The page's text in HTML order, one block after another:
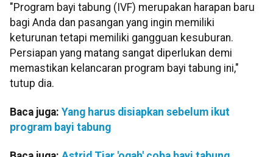
"Program bayi tabung (IVF) merupakan harapan baru
bagi Anda dan pasangan yang ingin memiliki
keturunan tetapi memiliki gangguan kesuburan.
Persiapan yang matang sangat diperlukan demi
memastikan kelancaran program bayi tabung ini,"
tutup dia.
Baca juga: Yang harus disiapkan sebelum ikut
program bayi tabung